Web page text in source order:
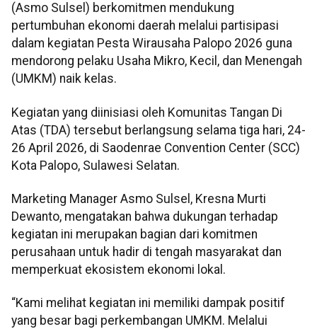
(Asmo Sulsel) berkomitmen mendukung
pertumbuhan ekonomi daerah melalui partisipasi
dalam kegiatan Pesta Wirausaha Palopo 2026 guna
mendorong pelaku Usaha Mikro, Kecil, dan Menengah
(UMKM) naik kelas.
Kegiatan yang diinisiasi oleh Komunitas Tangan Di
Atas (TDA) tersebut berlangsung selama tiga hari, 24-
26 April 2026, di Saodenrae Convention Center (SCC)
Kota Palopo, Sulawesi Selatan.
Marketing Manager Asmo Sulsel, Kresna Murti
Dewanto, mengatakan bahwa dukungan terhadap
kegiatan ini merupakan bagian dari komitmen
perusahaan untuk hadir di tengah masyarakat dan
memperkuat ekosistem ekonomi lokal.
“Kami melihat kegiatan ini memiliki dampak positif
yang besar bagi perkembangan UMKM. Melalui